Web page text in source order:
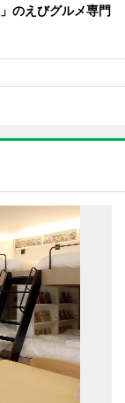
のえびグルメ専門